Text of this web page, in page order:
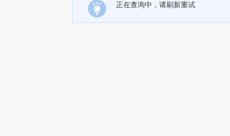
正在查询中，请刷新重试